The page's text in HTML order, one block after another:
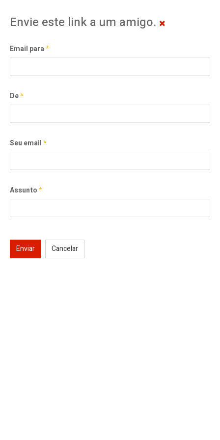
Envie este link a um amigo.
Email para*
De*
Seu email*
Assunto*
Enviar Cancelar